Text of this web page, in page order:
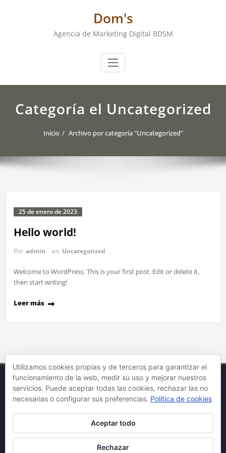
Dom's
Agencia de Marketing Digital BDSM
Categoría el Uncategorized
Inicio Archivo por categoría "Uncategorized"
25 de enero de 2023
Hello world!
Por admin en Uncategorized
Welcome to WordPress. This is your first post. Edit or delete it,
then start writing!
Leer más
Aviso legal|Términos y condiciones|Política de privaciad|Política de
Utilizamos cookies propias y de terceros para garantizar el
funcionamiento de la web, medir su uso y mejorar nuestros
servicios. Puede aceptar todas las cookies, rechazar las no
necesarias o configurar sus preferencias. Política de cookies
Aceptar todo
Rechazar